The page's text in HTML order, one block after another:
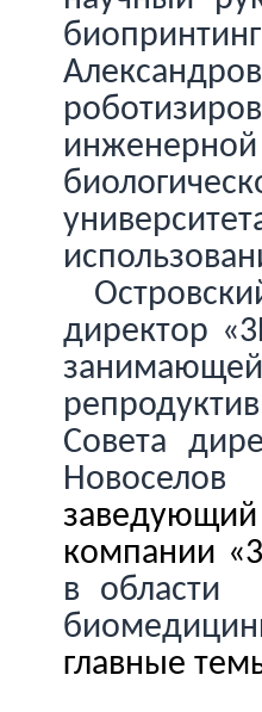
директор
Cовета
заведующий
компании
в области
главные